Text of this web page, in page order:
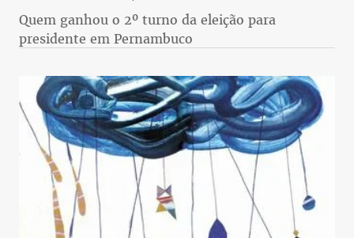
Quem ganhou o 2º turno da eleição para
presidente em Pernambuco